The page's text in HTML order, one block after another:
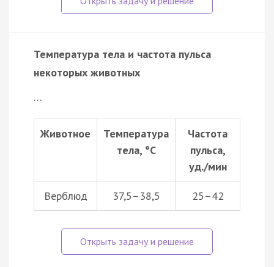
Температура тела и частота пульса
некоторых животных
…
Животное
Температура
тела, °C
Частота
пульса,
уд./мин
Верблюд 37,5–38,5 25–42